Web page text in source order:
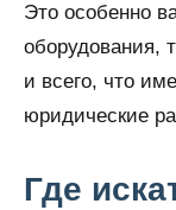
Это особенно
оборудования,
и всего, что
юридические
Где